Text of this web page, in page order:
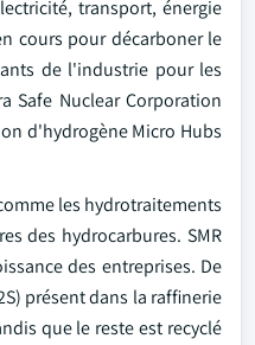
transport, énergie
cours pour décarboner le
de l'industrie pour les
Safe Nuclear Corporation
d'hydrogène Micro Hubs
les hydrotraitements
des hydrocarbures. SMR
des entreprises. De
présent dans la raffinerie
que le reste est recyclé